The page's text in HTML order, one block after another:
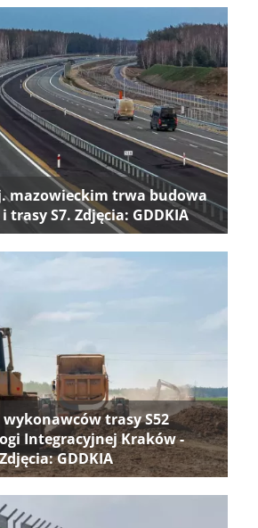
mazowieckim trwa budowa
trasy S7. Zdjęcia: GDDKIA
wykonawców trasy S52
Integracyjnej Kraków -
GDDKIA